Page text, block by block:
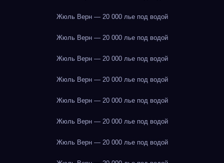
Жюль Верн — 20 000 лье под водой
Жюль Верн — 20 000 лье под водой
Жюль Верн — 20 000 лье под водой
Жюль Верн — 20 000 лье под водой
Жюль Верн — 20 000 лье под водой
Жюль Верн — 20 000 лье под водой
Жюль Верн — 20 000 лье под водой